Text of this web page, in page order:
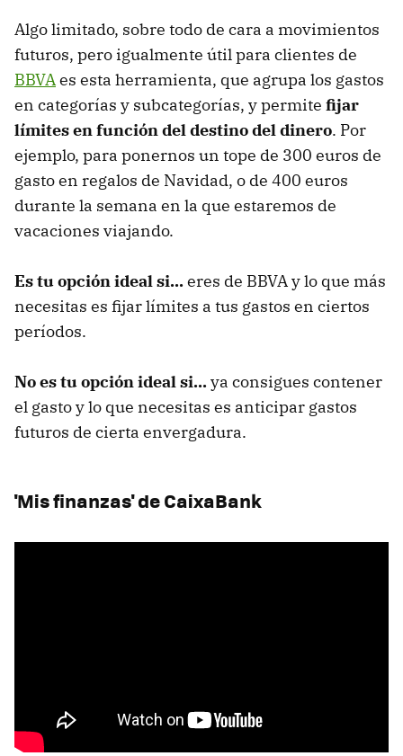
Algo limitado, sobre todo de cara a movimientos
futuros, pero igualmente útil para clientes de
BBVAes esta herramienta, que agrupa los gastos
en categorías y subcategorías, y permite fijar
límites en función del destino del dinero. Por
ejemplo, para ponernos un tope de 300 euros de
gasto en regalos de Navidad, o de 400 euros
durante la semana en la que estaremos de
vacaciones viajando.
Es tu opción ideal si...eres de BBVA y lo que más
necesitas es fijar límites a tus gastos en ciertos
períodos.
No es tu opción ideal si...ya consigues contener
el gasto y lo que necesitas es anticipar gastos
futuros de cierta envergadura.
'Mis finanzas' de CaixaBank